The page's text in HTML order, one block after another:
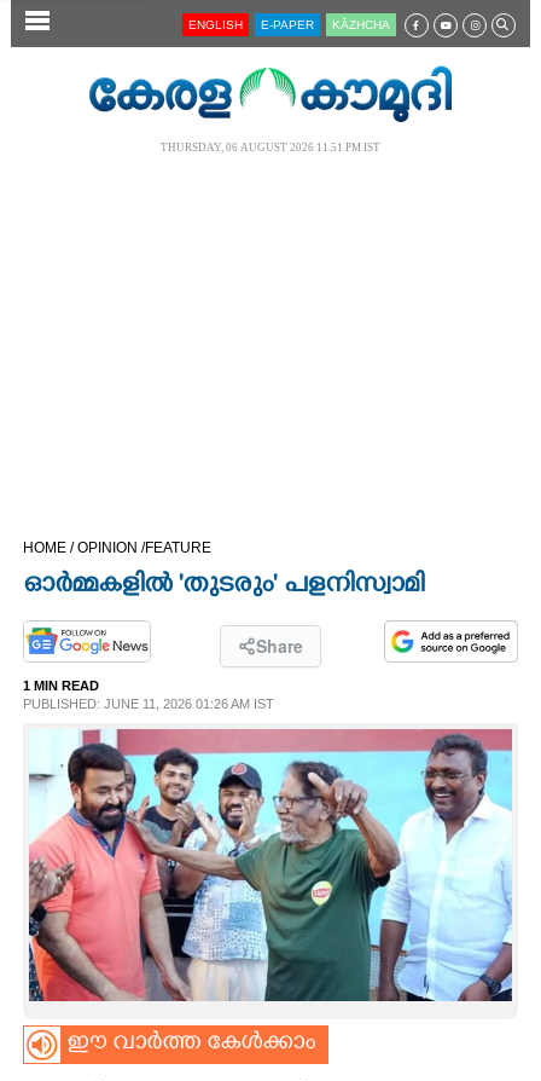
SECTIONS
OPINION
PHOTOS
LIFESTYLE
SPIRITUAL
INFO+
ART
ASTRO
ENGLISH E-PAPER KĀZHCHA
THURSDAY, 06 AUGUST 2026 11.51 PM IST
HOME /OPINION /FEATURE
ഓർമ്മകളിൽ 'തുടരും' പളനിസ്വാമി
Share
1 MIN READ
PUBLISHED: JUNE 11, 2026 01:26 AM IST
ഈ വാർത്ത കേൾക്കാം